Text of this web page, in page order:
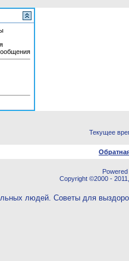
Текущее
Copyright ©2000 -
людей. Советы для